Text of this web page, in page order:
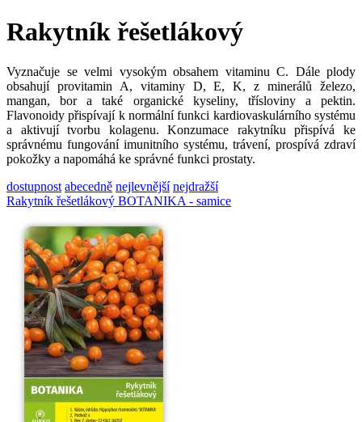
Rakytník řešetlákový
Vyznačuje se velmi vysokým obsahem vitaminu C. Dále plody
obsahují provitamin A, vitaminy D, E, K, z minerálů železo,
mangan, bor a také organické kyseliny, třísloviny a pektin.
Flavonoidy přispívají k normální funkci kardiovaskulárního systému
a aktivují tvorbu kolagenu. Konzumace rakytníku přispívá ke
správnému fungování imunitního systému, trávení, prospívá zdraví
pokožky a napomáhá ke správné funkci prostaty.
dostupnost abecedně nejlevnější nejdražší
Rakytník řešetlákový BOTANIKA - samice